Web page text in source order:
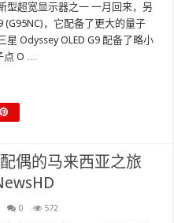
型超宽显示器之一 一月回来，另
(G95NC)，它配备了更大的量子
星 Odyssey OLED G9 配备了略小
点 O …
偶的马来西亚之旅
0 572